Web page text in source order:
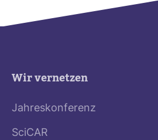
Wir vernetzen
Jahreskonferenz
SciCAR